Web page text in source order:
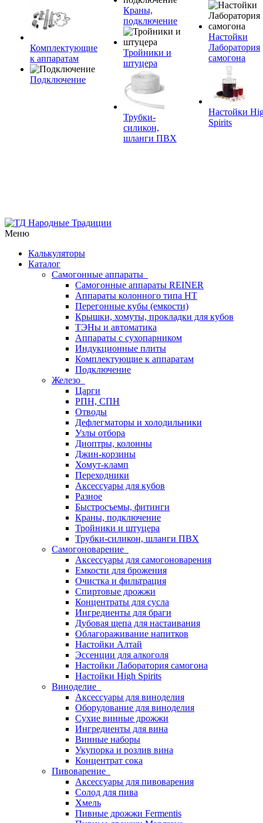
Комплектующие
к аппаратам
Подключение
Краны,
подключение
Тройники и
штуцера
Трубки-
силикон,
шланги ПВХ
Настойки
Лаборатория
самогона
Настойки
Spirits
Меню
Калькуляторы
Каталог
Самогонные аппараты
Самогонные аппараты REINER
Аппараты колонного типа НТ
Перегонные кубы (емкости)
Крышки, хомуты, прокладки для кубов
ТЭНы и автоматика
Аппараты с сухопарником
Индукционные плиты
Комплектующие к аппаратам
Подключение
Железо
Царги
РПН, СПН
Отводы
Дефлегматоры и холодильники
Узлы отбора
Диоптры, колонны
Джин-корзины
Хомут-кламп
Переходники
Аксессуары для кубов
Разное
Быстросъемы, фитинги
Краны, подключение
Тройники и штуцера
Трубки-силикон, шланги ПВХ
Самогоноварение
Аксессуары для самогоноварения
Емкости для брожения
Очистка и фильтрация
Спиртовые дрожжи
Концентраты для сусла
Ингредиенты для браги
Дубовая щепа для настаивания
Облагораживание напитков
Настойки Алтай
Эссенции для алкоголя
Настойки Лаборатория самогона
Настойки High Spirits
Виноделие
Аксессуары для виноделия
Оборудование для виноделия
Сухие винные дрожжи
Ингредиенты для вина
Винные наборы
Укупорка и розлив вина
Концентрат сока
Пивоварение
Аксессуары для пивоварения
Солод для пива
Хмель
Пивные дрожжи Fermentis